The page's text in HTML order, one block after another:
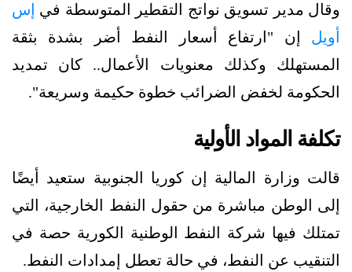
وقال مدير تسويق نواتج التقطير المتوسطة في إس
أويل إن "ارتفاع أسعار النفط أضر بشدة بثقة
المستهلك وكذلك معنويات الأعمال.. كان تمديد
الحكومة لخفض الضرائب خطوة حكيمة وسريعة".
تكلفة المواد الأولية
قالت وزارة المالية إن كوريا الجنوبية ستعيد أيضًا
إلى الوطن مباشرة من حقول النفط الخارجية، التي
تمتلك فيها شركة النفط الوطنية الكورية حصة في
التنقيب عن النفط، في حالة تعطل إمدادات النفط.